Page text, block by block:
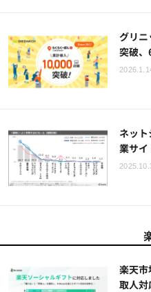
グリ
突破
ネッ
業サ
楽天
取人